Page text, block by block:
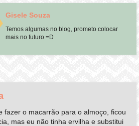
Gisele Souza
Temos algumas no blog, prometo colocar
mais no futuro =D
fazer o macarrão para o almoço, ficou
mas eu não tinha ervilha e substitui